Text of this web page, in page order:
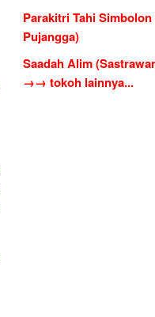
Parakitri Tahi
Pujangga)
Saadah Alim
→→ tokoh lainnya...